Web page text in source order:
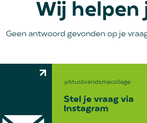
Wij helpen
Geen antwoord gevonden op je
@titusbrandsmacollege
Stel je vraag via
Instagram